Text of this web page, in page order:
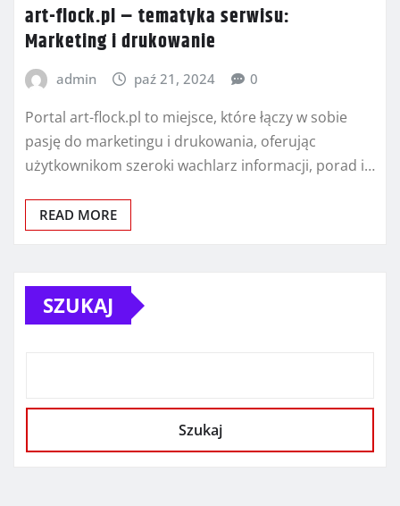
art-flock.pl – tematyka serwisu:
Marketing i drukowanie
admin paź 21, 2024 0
Portal art-flock.pl to miejsce, które łączy w sobie
pasję do marketingu i drukowania, oferując
użytkownikom szeroki wachlarz informacji, porad i…
READ MORE
SZUKAJ
Szukaj